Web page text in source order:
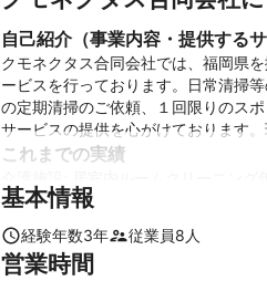
自己紹介（事業内容・提供するサ
クモネクタス合同会社では、福岡県
ービスを行っております。日常清掃
の定期清掃のご依頼、１回限りのス
サービスの提供を心がけております
これまでの実績
クリニック・歯科クリニック: 床洗浄
アピールポイント
当社顧客先様に3ヶ月に一度実施する
基本情報
経験年数3年 従業員8 人
営業時間